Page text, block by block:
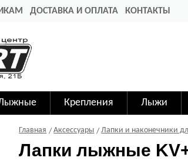
ДОСТАВКА И ОПЛАТА КОНТАКТЫ
Крепления Лыжи
Главная Аксессуары Лапки и наконечники
Лапки лыжные